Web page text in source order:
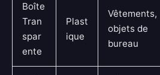
Boîte
Tran
spar
ente
Plast
ique
Vêtements,
objets de
bureau